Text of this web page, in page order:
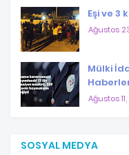
Eşi ve 3
Ağustos
Mülki
Ağustos
SOSYAL MEDYA